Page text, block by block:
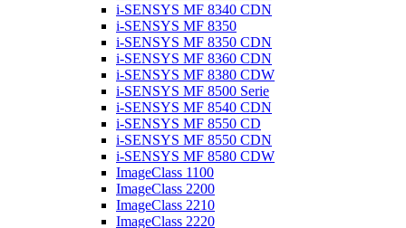
i-SENSYS MF 8340 CDN
i-SENSYS MF 8350
i-SENSYS MF 8350 CDN
i-SENSYS MF 8360 CDN
i-SENSYS MF 8380 CDW
i-SENSYS MF 8500 Serie
i-SENSYS MF 8540 CDN
i-SENSYS MF 8550 CD
i-SENSYS MF 8550 CDN
i-SENSYS MF 8580 CDW
ImageClass 1100
ImageClass 2200
ImageClass 2210
ImageClass 2220